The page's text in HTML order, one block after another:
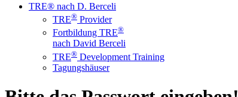
TRE® nach D. Berceli
TRE® Provider
Fortbildung TRE®
nach David Berceli
TRE® Development Training
Tagungshäuser